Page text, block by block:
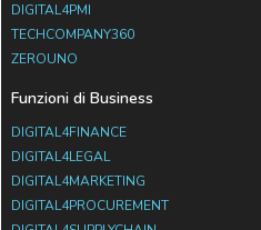
DIGITAL4PMI
TECHCOMPANY360
ZEROUNO
Funzioni di Business
DIGITAL4FINANCE
DIGITAL4LEGAL
DIGITAL4MARKETING
DIGITAL4PROCUREMENT